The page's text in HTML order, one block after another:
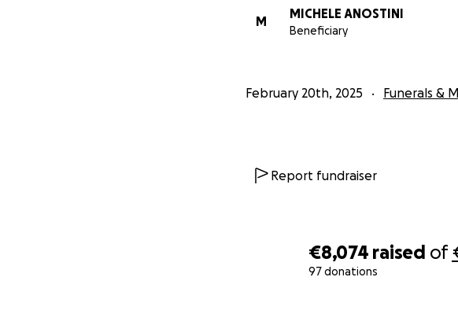
€8,074 raised of
97 donations
M
MICHELE ANOSTINI
Beneficiary
February 20th, 2025 Funerals &
Report fundraiser